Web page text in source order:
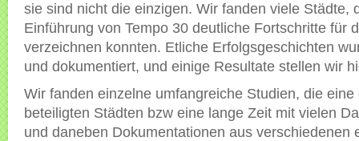
sie sind nicht die einzigen. Wir fanden viele Städte,
Einführung von Tempo 30 deutliche Fortschritte für
verzeichnen konnten. Etliche Erfolgsgeschichten
und dokumentiert, und einige Resultate stellen wir
Wir fanden einzelne umfangreiche Studien, die
beteiligten Städten bzw eine lange Zeit mit vielen
und daneben Dokumentationen aus verschiedenen